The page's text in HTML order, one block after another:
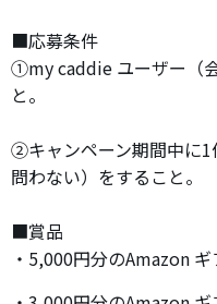
■応募条件
①my caddie ユーザー（
と。
②キャンペーン期間中に1
問わない）をすること。
■賞品
・5,000円分のAmazon